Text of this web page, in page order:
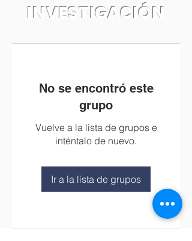
INVESTIGACIÓN
No se encontró este
grupo
Vuelve a la lista de grupos e
inténtalo de nuevo.
Ir a la lista de grupos